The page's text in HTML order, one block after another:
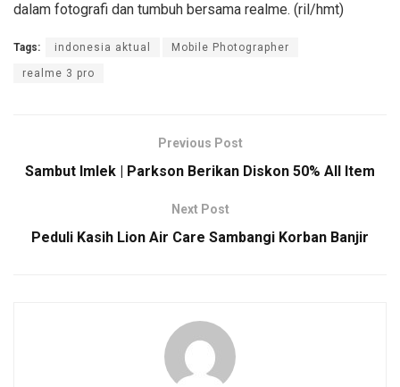
dalam fotografi dan tumbuh bersama realme. (ril/hmt)
Tags: indonesia aktual Mobile Photographer
realme 3 pro
Previous Post
Sambut Imlek | Parkson Berikan Diskon 50% All Item
Next Post
Peduli Kasih Lion Air Care Sambangi Korban Banjir